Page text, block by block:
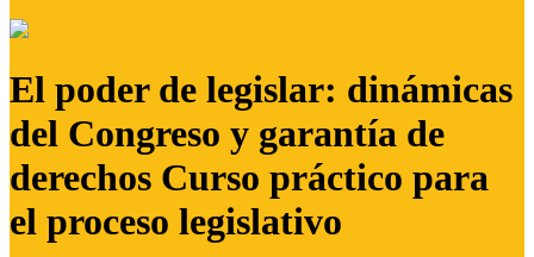
El poder de legislar: dinámicas
del Congreso y garantía de
derechos Curso práctico para
el proceso legislativo